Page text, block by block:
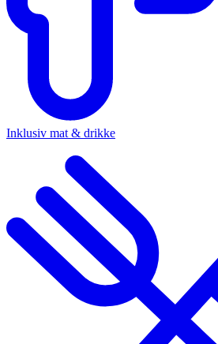
Inklusiv mat & drikke